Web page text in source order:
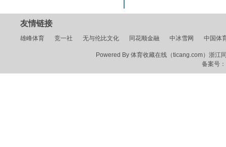
友情链接
雄峰体育 竞一社 无与伦比文化 同花顺金融 中冰雪网 中国体
Powered By 体育收藏在线（ticang.com）浙江
备案号：